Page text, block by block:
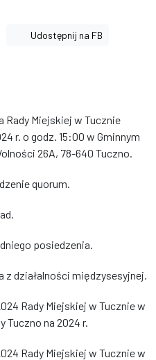
Udostępnij na FB
Rady Miejskiej w Tucznie
r. o godz. 15:00 w Gminnym
26A, 78-640 Tuczno.
quorum.
posiedzenia.
działalności międzysesyjnej.
Rady Miejskiej w Tucznie w
Tuczno na 2024 r.
Rady Miejskiej w Tucznie w